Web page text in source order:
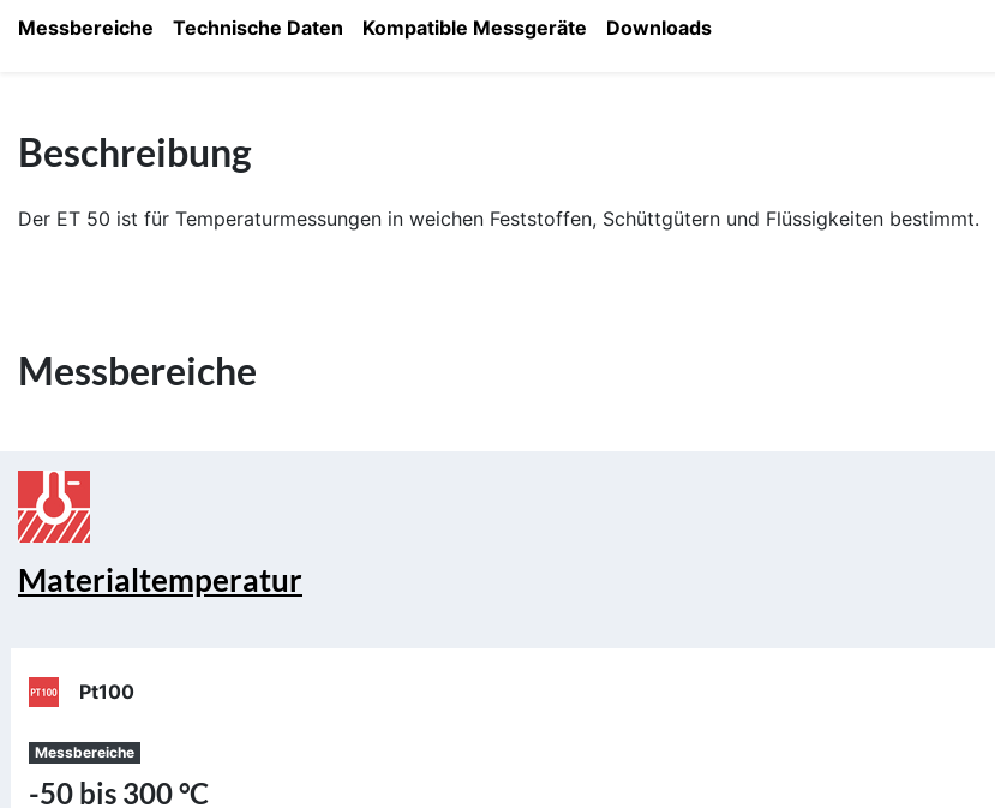
Messbereiche Technische Daten Kompatible Messgeräte Downloads
Beschreibung
Der ET 50 ist für Temperaturmessungen in weichen Feststoffen, Schüttgütern und Flüssigkeiten bestimmt.
Messbereiche
Materialtemperatur
Pt100
Messbereiche
-50 bis 300 °C